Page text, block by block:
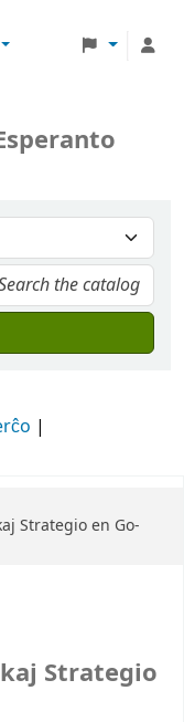
Strategio en Go-
Strategio